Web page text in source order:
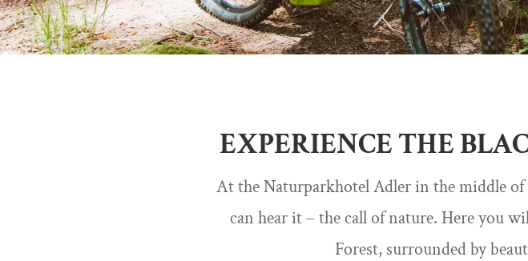
EXPERIENCE THE
At the Naturparkhotel Adler in the middle
can hear it – the call of nature. Here you
Forest, surrounded by